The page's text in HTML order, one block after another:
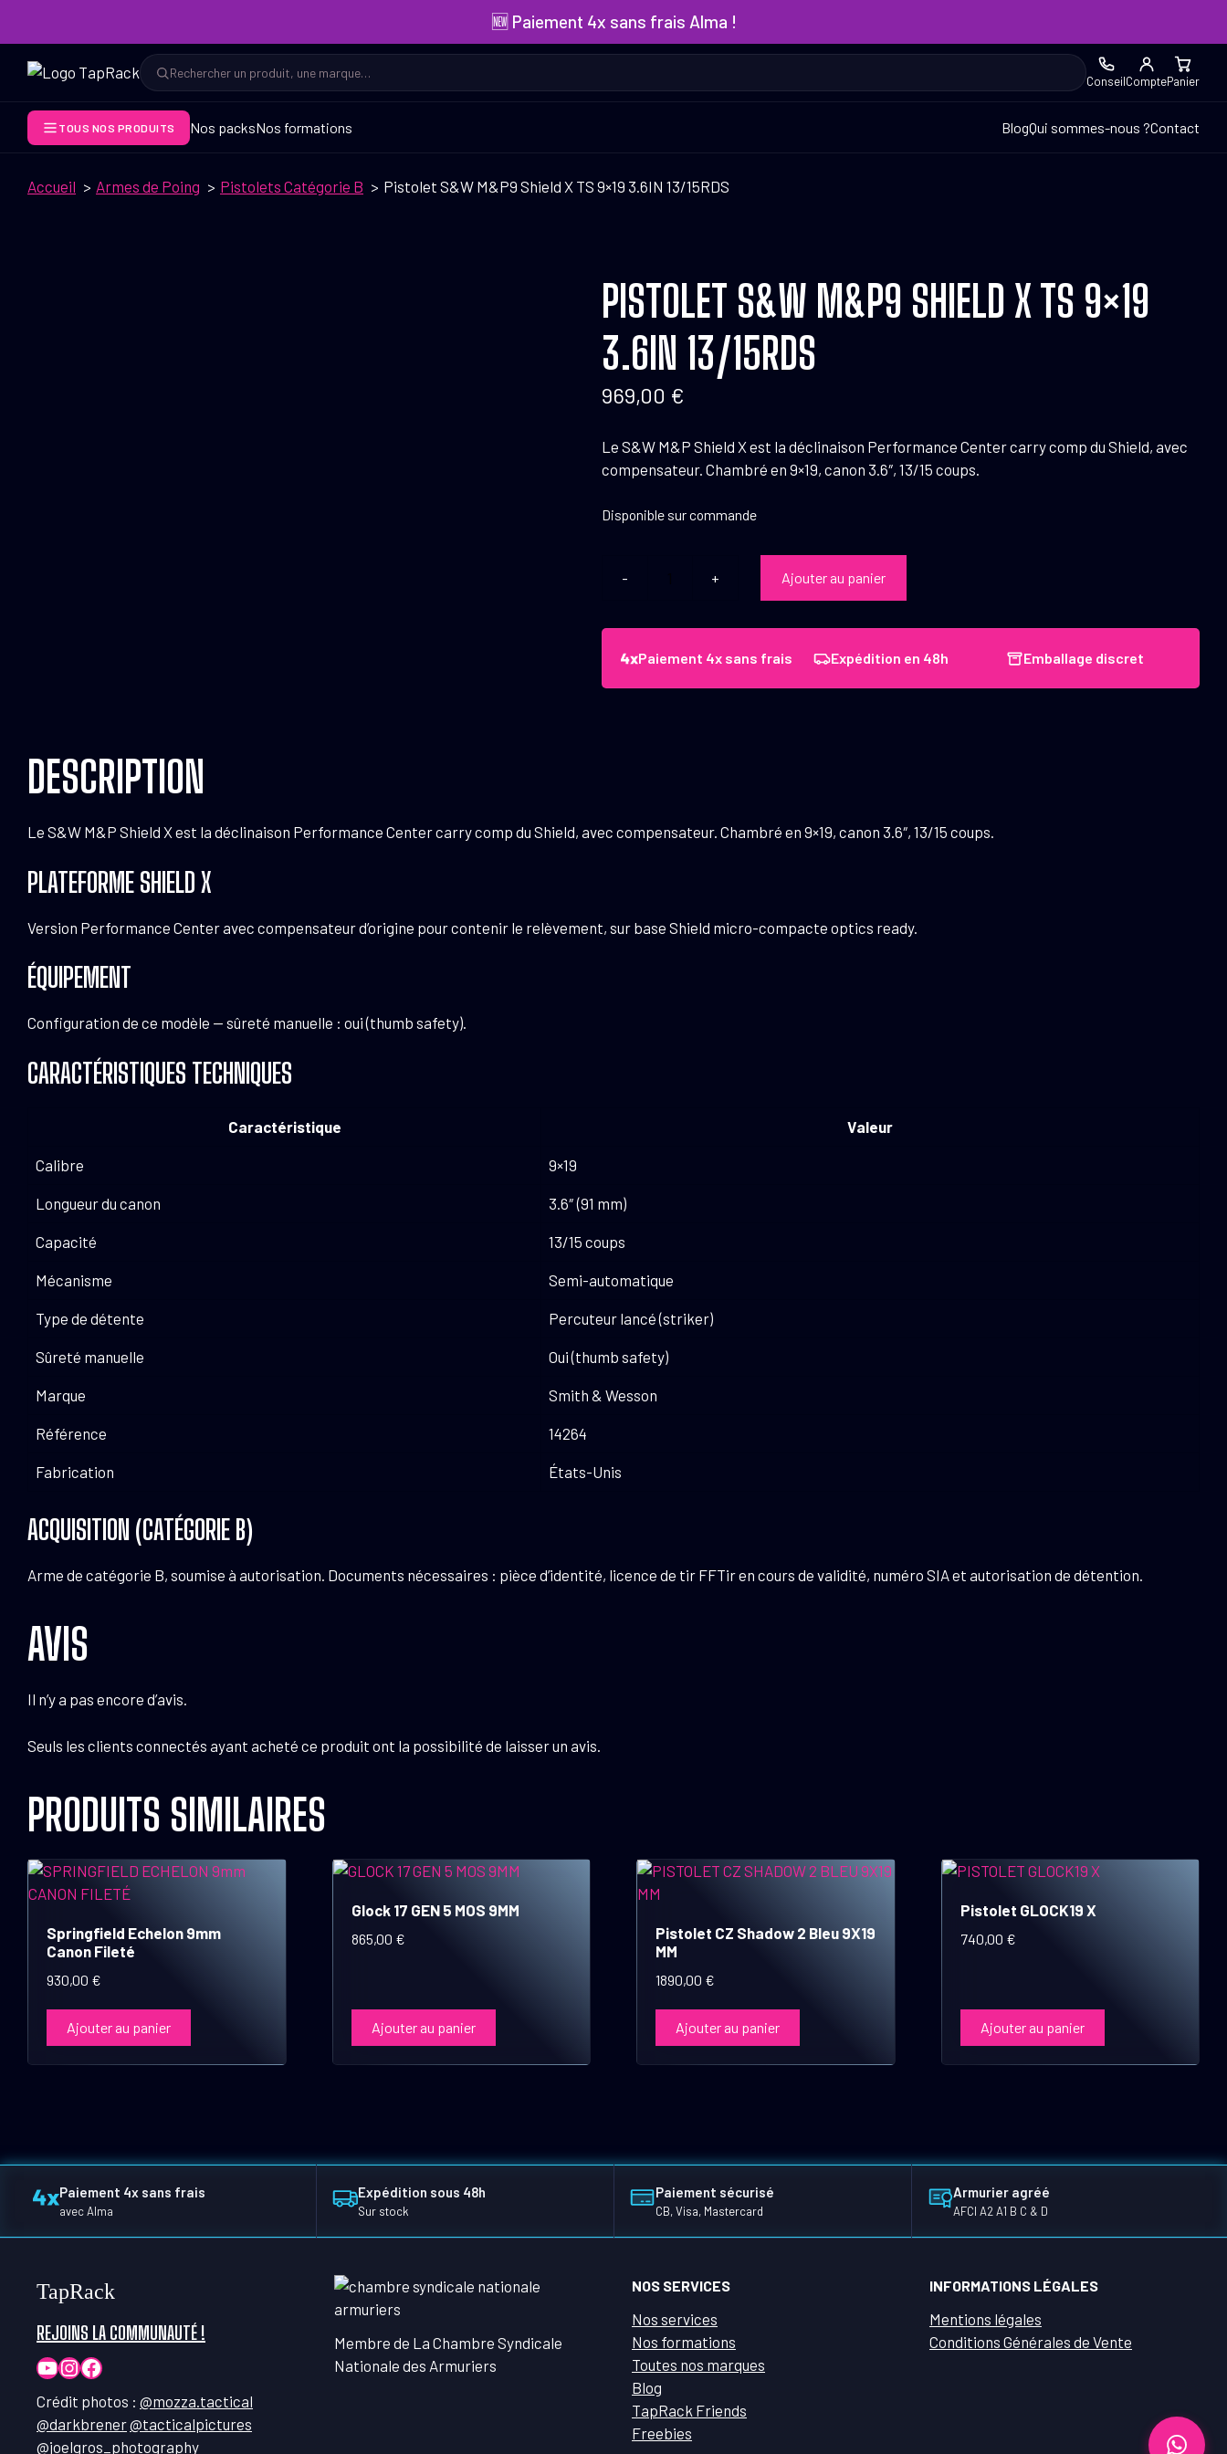
🆕 Paiement 4x sans frais Alma !
Rechercher
Rechercher ConseilComptePanier
TOUS NOS PRODUITS Nos packsNos formations BlogQui sommes-nous ?Contact
Accueil Armes de Poing Pistolets Catégorie B Pistolet S&W M&P9 Shield X TS 9×19 3.6IN 13/15RDS
PISTOLET S&W M&P9 SHIELD X TS 9×19
3.6IN 13/15RDS
969,00 €
Le S&W M&P Shield X est la déclinaison Performance Center carry comp du Shield, avec
compensateur. Chambré en 9×19, canon 3.6″, 13/15 coups.
Disponible sur commande
Pistolet
S&W
Ajouter au panier
Paiement 4x sans frais Expédition en 48h Emballage discret
DESCRIPTION
Le S&W M&P Shield X est la déclinaison Performance Center carry comp du Shield, avec compensateur. Chambré en 9×19, canon 3.6″, 13/15 coups.
PLATEFORME SHIELD X
Version Performance Center avec compensateur d’origine pour contenir le relèvement, sur base Shield micro-compacte optics ready.
ÉQUIPEMENT
Configuration de ce modèle — sûreté manuelle : oui (thumb safety).
CARACTÉRISTIQUES TECHNIQUES
Caractéristique Valeur
Calibre 9×19
Longueur du canon 3.6″ (91 mm)
Capacité 13/15 coups
Mécanisme Semi-automatique
Type de détente Percuteur lancé (striker)
Sûreté manuelle Oui (thumb safety)
Marque Smith & Wesson
Référence 14264
Fabrication États-Unis
ACQUISITION (CATÉGORIE B)
Arme de catégorie B, soumise à autorisation. Documents nécessaires : pièce d’identité, licence de tir FFTir en cours de validité, numéro SIA et autorisation de détention.
AVIS
Il n’y a pas encore d’avis.
Seuls les clients connectés ayant acheté ce produit ont la possibilité de laisser un avis.
PRODUITS SIMILAIRES
Springfield Echelon 9mm
Canon Fileté
930,00 €
Ajouter au panier
Glock 17 GEN 5 MOS 9MM
865,00 €
Ajouter au panier
Pistolet CZ Shadow 2 Bleu 9X19
MM
1890,00 €
Ajouter au panier
Pistolet GLOCK19 X
740,00 €
Ajouter au panier
Paiement 4x sans frais
avec Alma
Expédition sous 48h
Sur stock
Paiement sécurisé
CB, Visa, Mastercard
Armurier agréé
AFCI A2 A1 B C & D
TapRack
REJOINS LA COMMUNAUTÉ !
YouTube
Instagram
Facebook
Crédit photos : @mozza.tactical
@darkbrener@tacticalpictures
@joelgros_photography
Membre de La Chambre Syndicale
Nationale des Armuriers
NOS SERVICES
Nos services
Nos formations
Toutes nos marques
Blog
TapRack Friends
Freebies
INFORMATIONS LÉGALES
Mentions légales
Conditions Générales de Vente